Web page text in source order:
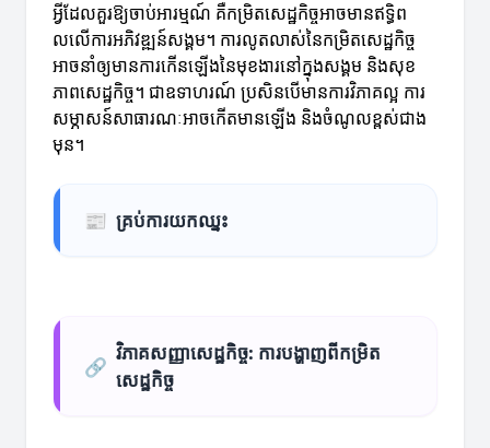
អ្វីដែលគួរឱ្យចាប់អារម្មណ៍ គឺកម្រិតសេដ្ឋកិច្ចអាចមានឥទ្ធិព
លលើការអភិវឌ្ឍន៍សង្គម។ ការលូតលាស់នៃកម្រិតសេដ្ឋកិច្ច
អាចនាំឲ្យមានការកើនឡើងនៃមុខងារនៅក្នុងសង្គម និងសុខ
ភាពសេដ្ឋកិច្ច។ ជាឧទាហរណ៍ ប្រសិនបើមានការវិភាគល្អ ការ
សម្ភាសន៍សាធារណៈអាចកើតមានឡើង និងចំណូលខ្ពស់ជាង
មុន។
📰 គ្រប់ការយកឈ្នះ
🔗
វិភាគសញ្ញាសេដ្ឋកិច្ច: ការបង្ហាញពីកម្រិត
សេដ្ឋកិច្ច